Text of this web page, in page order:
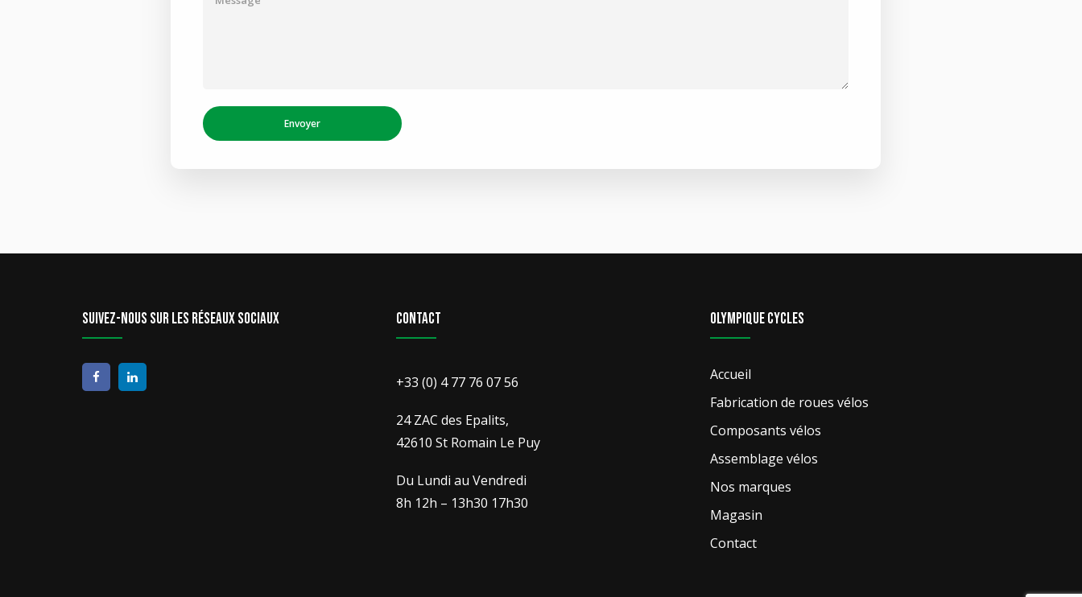
Suivez-nous sur les réseaux sociaux Contact
+33 (0) 4 77 76 07 56
24 ZAC des Epalits,
42610 St Romain Le Puy
Du Lundi au Vendredi
8h 12h – 13h30 17h30
Olympique Cycles
Accueil
Fabrication de roues vélos
Composants vélos
Assemblage vélos
Nos marques
Magasin
Contact